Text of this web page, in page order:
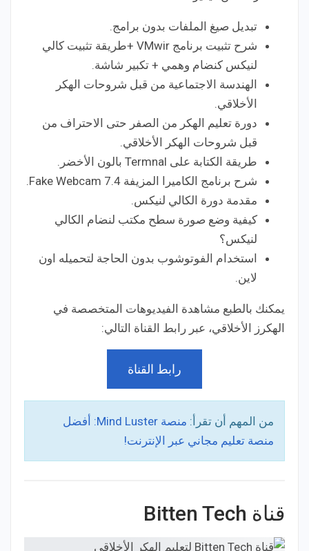
تبديل صيغ الملفات بدون برامج.
شرح تثبيت برنامج VMwir +طريقة تثبيت كالي
لنيكس كنضام وهمي + تكبير شاشة.
الهندسة الاجتماعية من قبل شروحات الهكر
الأخلاقي.
دورة تعليم الهكر من الصفر حتى الاحتراف من
قبل شروحات الهكر الأخلاقي.
طريقة الكتابة على Termnal بالون الأخضر.
شرح برنامج الكاميرا المزيفة Fake Webcam 7.4.
مقدمة دورة الكالي لنيكس.
كيفية وضع صورة سطح مكتب لنضام الكالي
لنيكس؟
استخدام الفوتوشوب بدون الحاجة لتحميله اون
لاين.
يمكنك بالطبع مشاهدة الفيديوهات المتخصصة في
الهكرز الأخلاقي، عبر رابط القناة التالي:
رابط القناة
من المهم أن تقرأ:
منصة Mind Luster: أفضل
منصة تعليم مجاني عبر الإنترنت!
قناة Bitten Tech